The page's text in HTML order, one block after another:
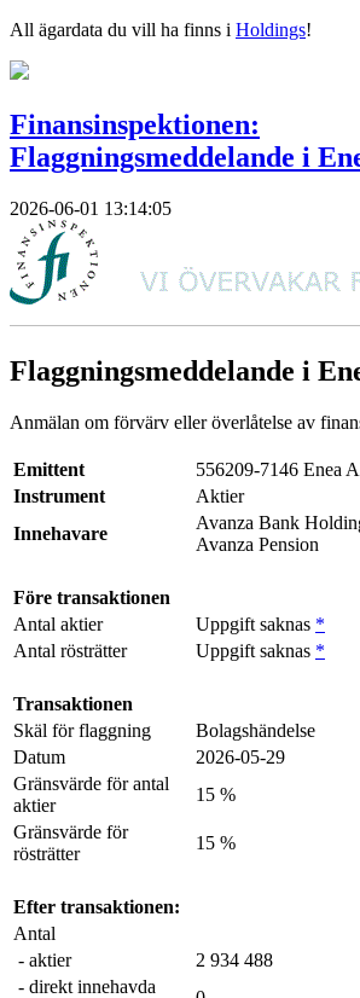
All ägardata du vill ha finns i Holdings!
Finansinspektionen:
Flaggningsmeddelande i
2026-06-01 13:14:05
Flaggningsmeddelande i
Anmälan om förvärv eller överlåtelse av
Emittent
556209-7146 Enea
Instrument
Aktier
Innehavare
Avanza Bank
Avanza Pension
Före transaktionen
Antal aktier
Uppgift saknas *
Antal rösträtter
Uppgift saknas *
Transaktionen
Skäl för flaggning
Bolagshändelse
Datum
2026-05-29
Gränsvärde för antal
aktier
15 %
Gränsvärde för
rösträtter
15 %
Efter transaktionen:
Antal
- aktier
2 934 488
- direkt innehavda